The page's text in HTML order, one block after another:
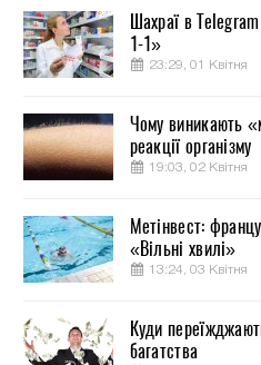
Шахраї в
1-1»
23:29, 01 Квітня
Чому виникають
реакції організму
19:03, 02 Квітня
Метінвест:
«Вільні хвилі»
13:24, 03 Квітня
Куди
багатства